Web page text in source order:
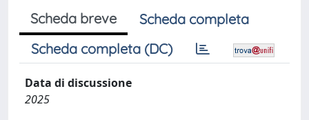
Scheda breve
Scheda completa
Scheda completa (DC)
Data di discussione
2025